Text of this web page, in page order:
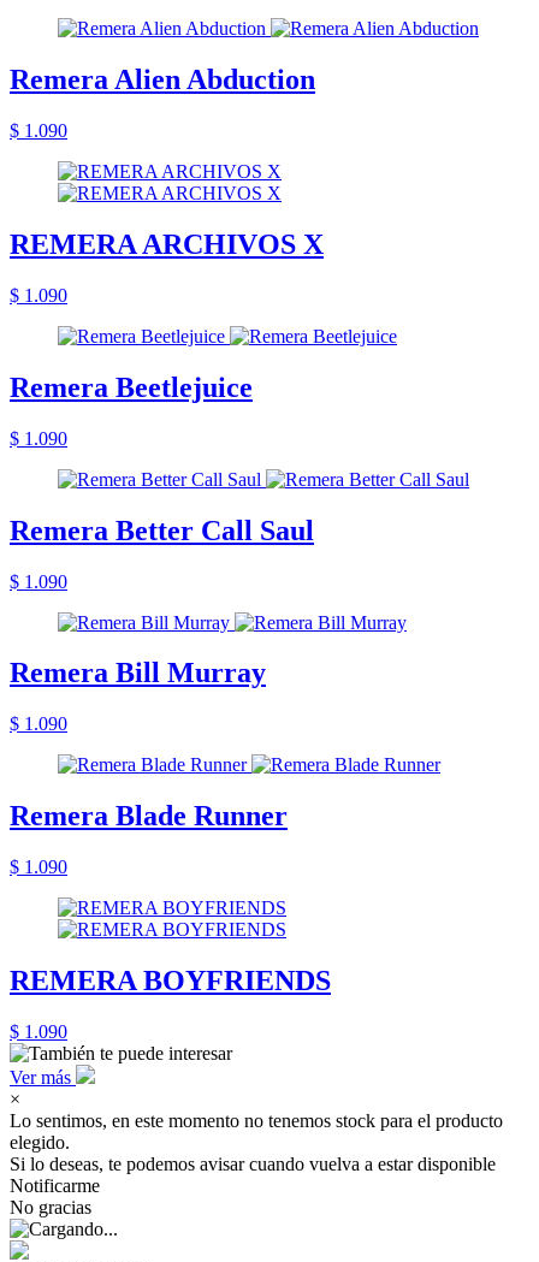
Remera Alien Abduction
$ 1.090
REMERA ARCHIVOS X
$ 1.090
Remera Beetlejuice
$ 1.090
Remera Better Call Saul
$ 1.090
Remera Bill Murray
$ 1.090
Remera Blade Runner
$ 1.090
REMERA BOYFRIENDS
$ 1.090
Ver más
×
Lo sentimos, en este momento no tenemos stock para el producto
elegido.
Si lo deseas, te podemos avisar cuando vuelva a estar disponible
Notificarme
No gracias